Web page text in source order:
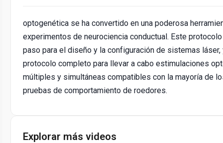
optogenética se ha convertido en una poderosa
experimentos de neurociencia conductual. Este
paso para el diseño y la configuración de sistemas láser,
protocolo completo para llevar a cabo estimulaciones
múltiples y simultáneas compatibles con la mayoría de
pruebas de comportamiento de roedores.
Explorar más videos